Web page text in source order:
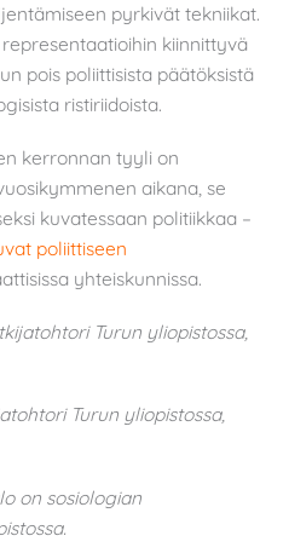
pyrkivät tekniikat.
kiinnittyvä
pois poliittisista päätöksistä
ristiriidoista.
kerronnan tyyli on
aikana, se
kuvatessaan politiikkaa –
poliittiseen
yhteiskunnissa.
Turun yliopistossa,
Turun yliopistossa,
on sosiologian